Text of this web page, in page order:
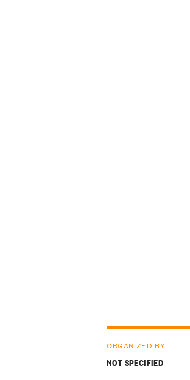
ORGANIZED BY
NOT SPECIFIED